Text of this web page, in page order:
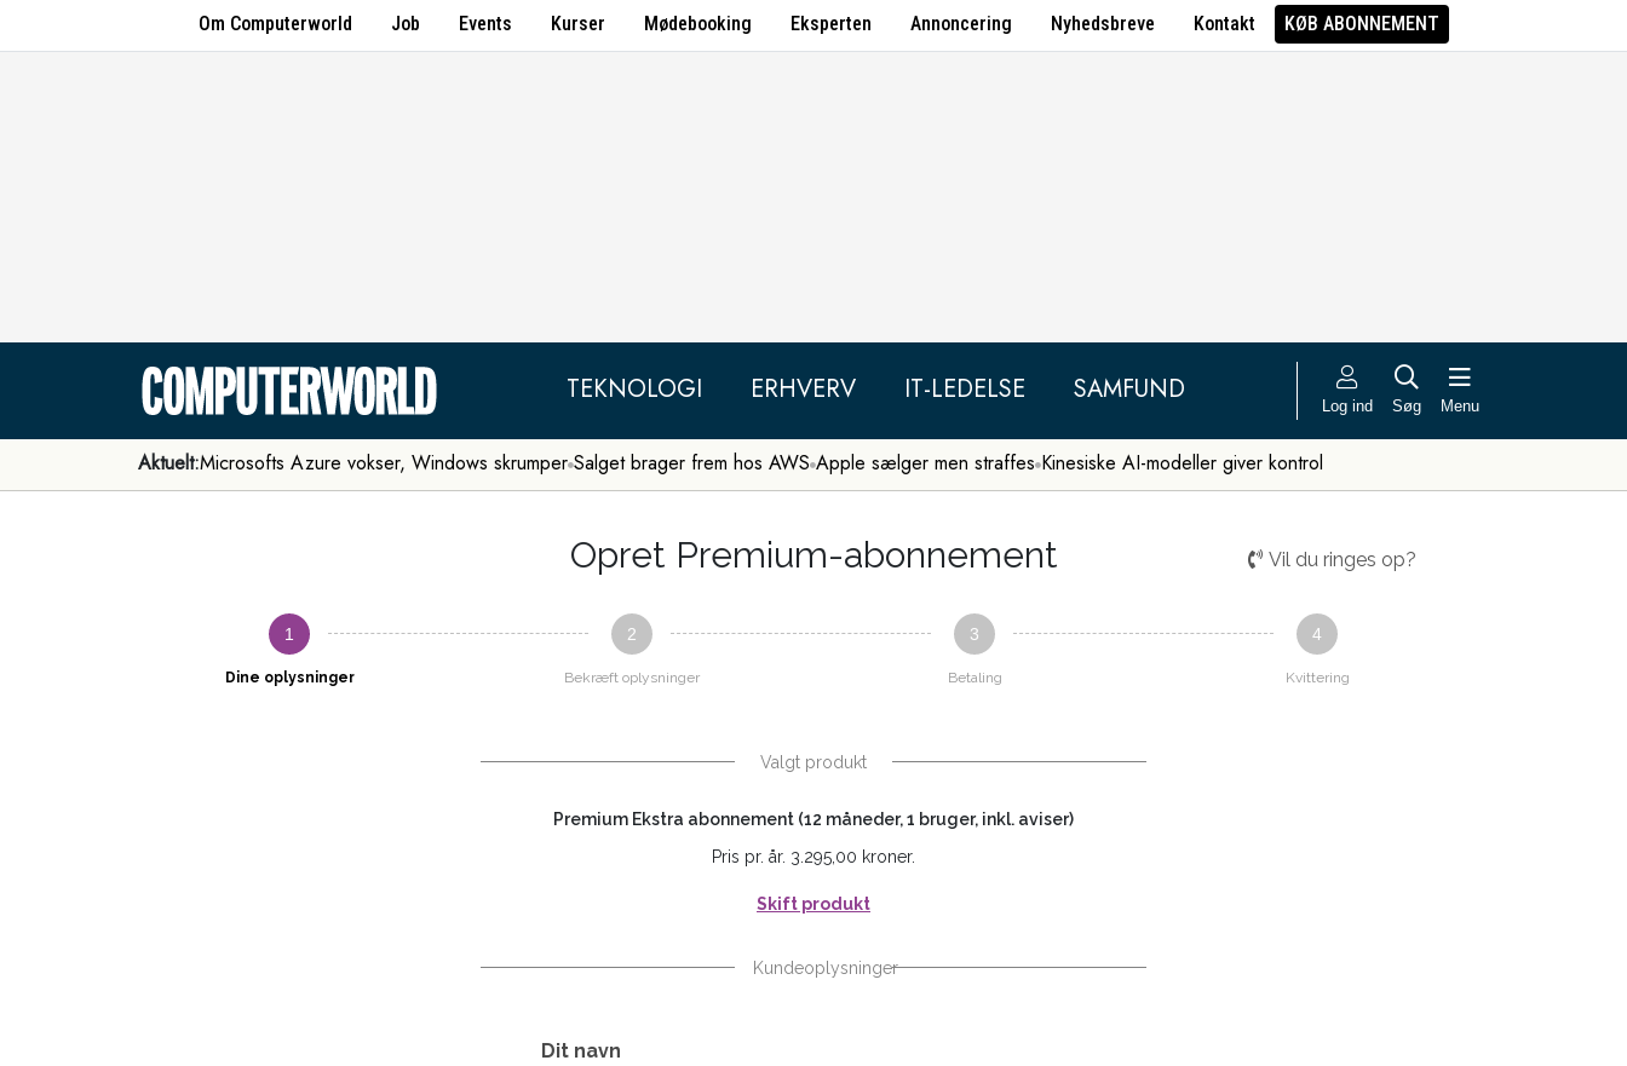
Om Computerworld Job Events Kurser Mødebooking Eksperten Annoncering Nyhedsbreve Kontakt KØB ABONNEMENT
TEKNOLOGI ERHVERV IT-LEDELSE SAMFUND Log ind Søg Menu
Aktuelt:Microsofts Azure vokser, Windows skrumper Salget brager frem hos AWS Apple sælger men straffes Kinesiske AI-modeller giver kontrol
Opret Premium-abonnement Vil du ringes op?
1
Dine oplysninger
2
Bekræft oplysninger
3
Betaling
4
Kvittering
Valgt produkt
Premium Ekstra abonnement (12 måneder, 1 bruger, inkl. aviser)
Pris pr. år. 3.295,00 kroner.
Skift produkt
Kundeoplysninger
Dit navn